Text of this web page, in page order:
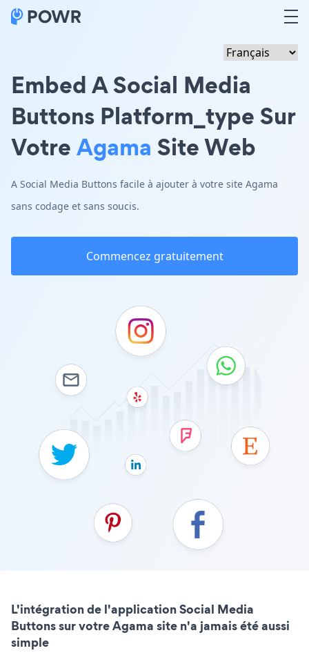
Embed A Social Media
Buttons Platform_type Sur
VotreAgama Site Web
A Social Media Buttons facile à ajouter à votre site Agama
sans codage et sans soucis.
Commencez gratuitement
L'intégration de l'application Social Media
Buttons sur votre Agama site n'a jamais été aussi
simple